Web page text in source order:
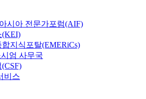
시아 전문가포럼(AIF)
(KEI)
지식포탈(EMERiCs)
엄 사무국
비스